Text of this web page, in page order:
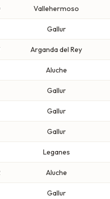
Vallehermoso
Gallur
Arganda del Rey
Aluche
Gallur
Gallur
Gallur
Leganes
Aluche
Gallur